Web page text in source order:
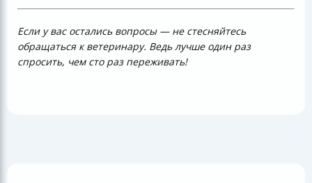
Если у вас остались вопросы — не стесняйтесь
обращаться к ветеринару. Ведь лучше один раз
спросить, чем сто раз переживать!